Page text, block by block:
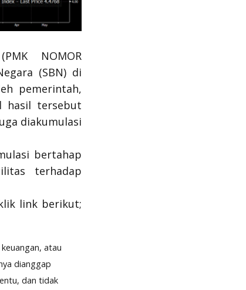
NOMOR
(SBN) di
pemerintah,
hasil tersebut
diakumulasi
bertahap
terhadap
link berikut;
atau
dianggap
dan tidak